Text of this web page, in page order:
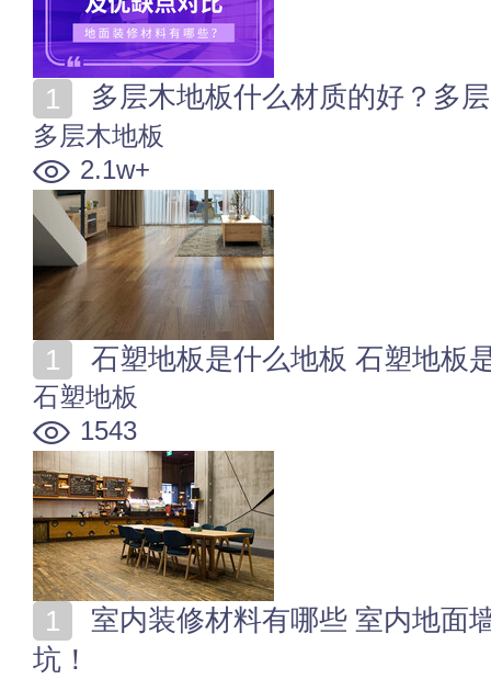
多层木地板什么材质的好？多
多层木地板
2.1w+
石塑地板是什么地板 石塑地板
石塑地板
1543
坑！